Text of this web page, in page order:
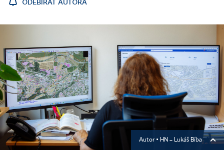
ODEBÍRAT AUTORA
Autor ▪ HN – Lukáš Bíba